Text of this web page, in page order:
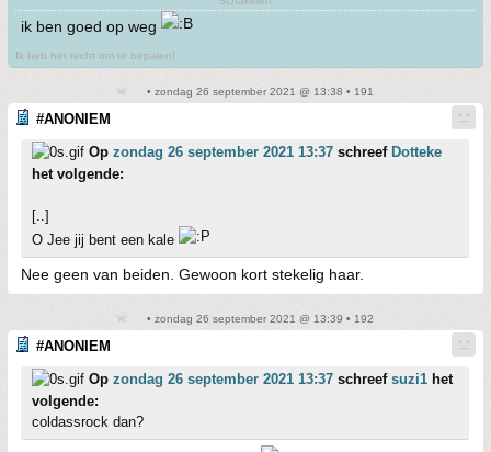
ik ben goed op weg
Ik heb het recht om te bepalen!
• zondag 26 september 2021 @ 13:38 • 191
#ANONIEM
Op zondag 26 september 2021 13:37 schreef Dotteke
het volgende:
[..]
O Jee jij bent een kale
Nee geen van beiden. Gewoon kort stekelig haar.
• zondag 26 september 2021 @ 13:39 • 192
#ANONIEM
Op zondag 26 september 2021 13:37 schreef suzi1 het
volgende:
coldassrock dan?